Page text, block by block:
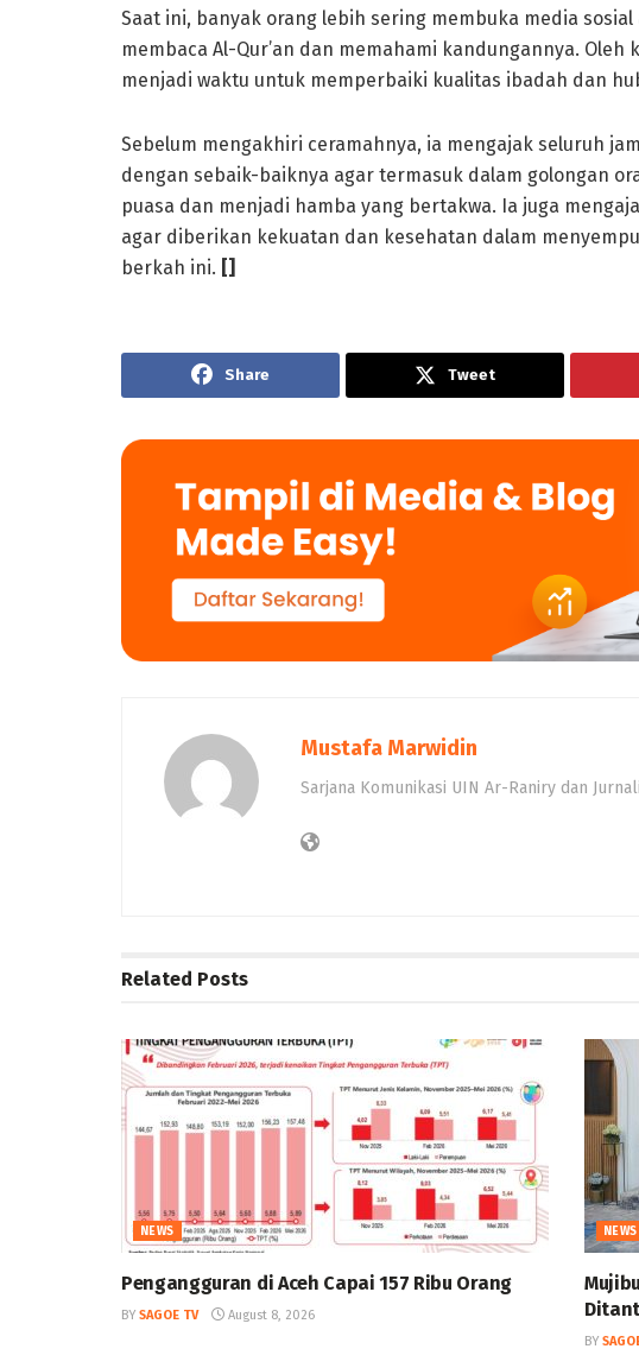
Saat ini, banyak orang lebih sering membuka media
membaca Al-Qur’an dan memahami kandungannya.
menjadi waktu untuk memperbaiki kualitas ibadah dan
Sebelum mengakhiri ceramahnya, ia mengajak seluruh
dengan sebaik-baiknya agar termasuk dalam golongan
puasa dan menjadi hamba yang bertakwa. Ia juga
agar diberikan kekuatan dan kesehatan dalam
berkah ini. []
Share Tweet
Mustafa Marwidin
Sarjana Komunikasi UIN Ar-Raniry dan
Related Posts
NEWS
Pengangguran di Aceh Capai 157 Ribu Orang
BY SAGOE TV August 8, 2026
NEWS
BY